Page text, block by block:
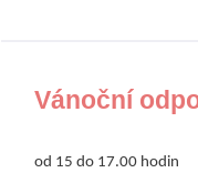
Vánoční
od 15 do 17.00 hodin